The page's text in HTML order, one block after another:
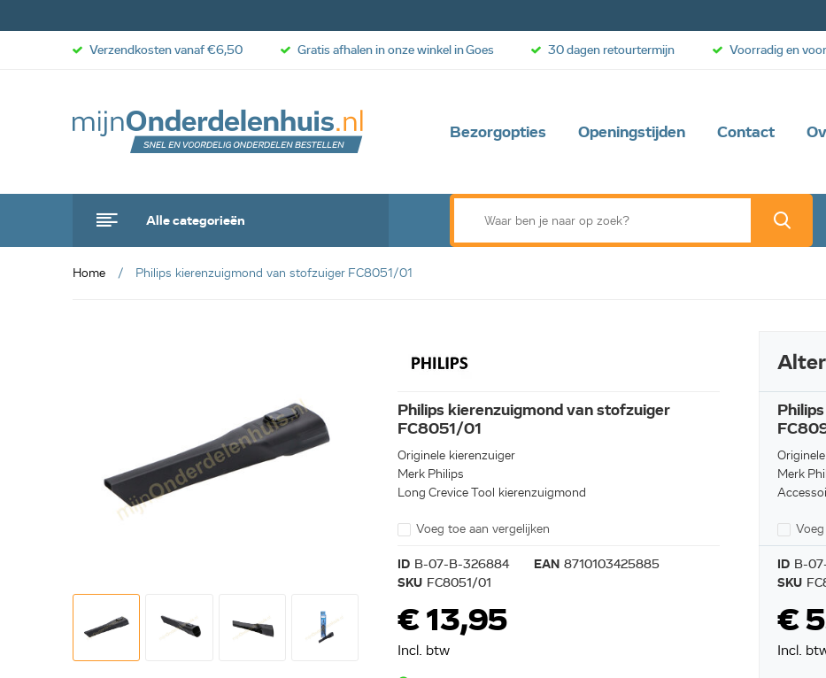
Bezorgopties Openingstijden Contact
Alle categorieën
Verzendkosten vanaf €6,50 Gratis afhalen in onze winkel in Goes 30 dagen retourtermijn Voorradig en
Home Philips kierenzuigmond van stofzuiger FC8051/01
Philips kierenzuigmond van stofzuiger
FC8051/01
Originele kierenzuiger
Merk Philips
Long Crevice Tool kierenzuigmond
Voeg toe aan vergelijken
ID B-07-B-326884 EAN 8710103425885
SKU FC8051/01
€ 13,95
Incl. btw
Merk
ID B-
SKU
€
Incl.